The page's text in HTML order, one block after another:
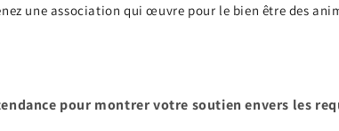
une association qui œuvre pour le bien être des
pour montrer votre soutien envers les